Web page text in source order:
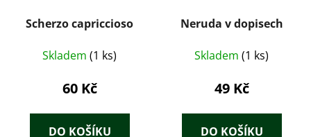
Scherzo capriccioso
Skladem (1 ks)
60 Kč
DO KOŠÍKU
Neruda v dopisech
Skladem (1 ks)
49 Kč
DO KOŠÍKU